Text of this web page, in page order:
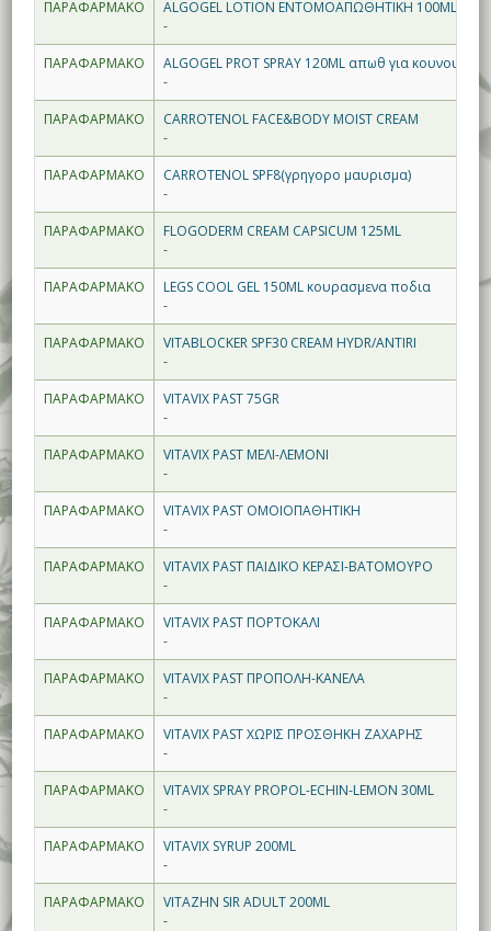
ΠΑΡΑΦΑΡΜΑΚΟ
ALGOGEL LOTION ΕΝΤΟΜΟΑΠΩΘΗΤΙΚΗ 100ML
-
ΠΑΡΑΦΑΡΜΑΚΟ
ALGOGEL PROT SPRAY 120ML απωθ για κουνουπια
-
ΠΑΡΑΦΑΡΜΑΚΟ
CARROTENOL FACE&BODY MOIST CREAM
-
ΠΑΡΑΦΑΡΜΑΚΟ
CARROTENOL SPF8(γρηγορο μαυρισμα)
-
ΠΑΡΑΦΑΡΜΑΚΟ
FLOGODERM CREAM CAPSICUM 125ML
-
ΠΑΡΑΦΑΡΜΑΚΟ
LEGS COOL GEL 150ML κουρασμενα ποδια
-
ΠΑΡΑΦΑΡΜΑΚΟ
VITABLOCKER SPF30 CREAM HYDR/ANTIRI
-
ΠΑΡΑΦΑΡΜΑΚΟ
VITAVIX PAST 75GR
-
ΠΑΡΑΦΑΡΜΑΚΟ
VITAVIX PAST ΜΕΛΙ-ΛΕΜΟΝΙ
-
ΠΑΡΑΦΑΡΜΑΚΟ
VITAVIX PAST ΟΜΟΙΟΠΑΘΗΤΙΚΗ
-
ΠΑΡΑΦΑΡΜΑΚΟ
VITAVIX PAST ΠΑΙΔΙΚΟ ΚΕΡΑΣΙ-ΒΑΤΟΜΟΥΡΟ
-
ΠΑΡΑΦΑΡΜΑΚΟ
VITAVIX PAST ΠΟΡΤΟΚΑΛΙ
-
ΠΑΡΑΦΑΡΜΑΚΟ
VITAVIX PAST ΠΡΟΠΟΛΗ-ΚΑΝΕΛΑ
-
ΠΑΡΑΦΑΡΜΑΚΟ
VITAVIX PAST ΧΩΡΙΣ ΠΡΟΣΘΗΚΗ ΖΑΧΑΡΗΣ
-
ΠΑΡΑΦΑΡΜΑΚΟ
VITAVIX SPRAY PROPOL-ECHIN-LEMON 30ML
-
ΠΑΡΑΦΑΡΜΑΚΟ
VITAVIX SYRUP 200ML
-
ΠΑΡΑΦΑΡΜΑΚΟ
VITAZHN SIR ADULT 200ML
-